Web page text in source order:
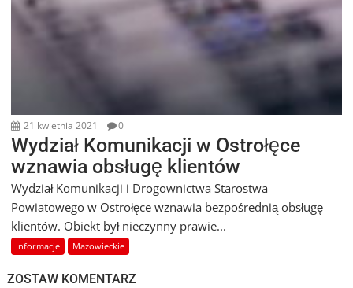
21 kwietnia 2021 0
Wydział Komunikacji w Ostrołęce
wznawia obsługę klientów
Wydział Komunikacji i Drogownictwa Starostwa
Powiatowego w Ostrołęce wznawia bezpośrednią obsługę
klientów. Obiekt był nieczynny prawie...
Informacje Mazowieckie
ZOSTAW KOMENTARZ